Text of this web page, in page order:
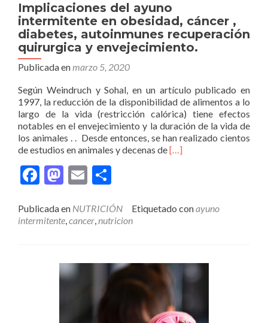
Implicaciones del ayuno
intermitente en obesidad, cáncer ,
diabetes, autoinmunes recuperación
quirurgica y envejecimiento.
Publicada enmarzo 5, 2020
Según Weindruch y Sohal, en un artículo publicado en
1997, la reducción de la disponibilidad de alimentos a lo
largo de la vida (restricción calórica) tiene efectos
notables en el envejecimiento y la duración de la vida de
los animales . . Desde entonces, se han realizado cientos
de estudios en animales y decenas deLeer
en
autoinmunes
recuperación
y
envejecimiento.
[…]
Facebook
Mastodon
Email
Publicada en NUTRICIÓN Etiquetado conayuno
intermitente,cancer,nutricion